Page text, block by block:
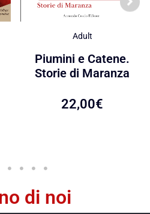
Adult
Piumini e Catene.
Storie di Maranza
22,00€
di noi